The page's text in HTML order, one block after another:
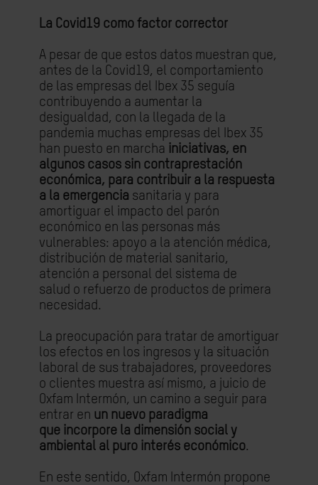
La Covid19 como factor corrector
A pesar de que estos datos muestran que,
antes de la Covid19, el comportamiento
de las empresas del Ibex 35 seguía
contribuyendo a aumentar la
desigualdad, con la llegada de la
pandemia muchas empresas del Ibex 35
han puesto en marcha iniciativas, en
algunos casos sin contraprestación
económica, para contribuir a la respuesta
a la emergencia sanitaria y para
amortiguar el impacto del parón
económico en las personas más
vulnerables: apoyo a la atención médica,
distribución de material sanitario,
atención a personal del sistema de
salud o refuerzo de productos de primera
necesidad.
La preocupación para tratar de amortiguar
los efectos en los ingresos y la situación
laboral de sus trabajadores, proveedores
o clientes muestra así mismo, a juicio de
Oxfam Intermón, un camino a seguir para
entrar en un nuevo paradigma
que incorpore la dimensión social y
ambiental al puro interés económico.
En este sentido, Oxfam Intermón propone